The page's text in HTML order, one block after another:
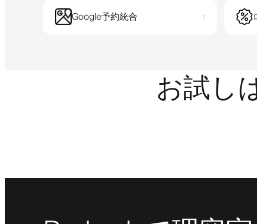
Google予約統合 ›
お試し